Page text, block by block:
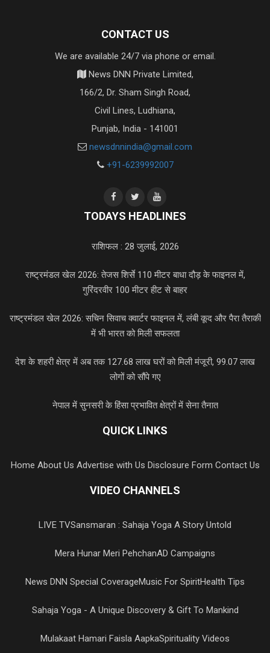
CONTACT US
We are available 24/7 via phone or email.
News DNN Private Limited,
166/2, Dr. Sham Singh Road,
Civil Lines, Ludhiana,
Punjab, India - 141001
newsdnnindia@gmail.com
+91-6239992007
TODAYS HEADLINES
राशिफल : 28 जुलाई, 2026
राष्ट्रमंडल खेल 2026: तेजस शिर्से 110 मीटर बाधा दौड़ के फाइनल में,
गुरिंदरवीर 100 मीटर हीट से बाहर
राष्ट्रमंडल खेल 2026: सचिन सिवाच क्वार्टर फाइनल में, लंबी कूद और पैरा तैराकी
में भी भारत को मिली सफलता
देश के शहरी क्षेत्र में अब तक 127.68 लाख घरों को मिली मंजूरी, 99.07 लाख
लोगों को सौंपे गए
नेपाल में सुनसरी के हिंसा प्रभावित क्षेत्रों में सेना तैनात
QUICK LINKS
Home About Us Advertise with Us Disclosure Form Contact Us
VIDEO CHANNELS
LIVE TVSansmaran : Sahaja Yoga A Story Untold
Mera Hunar Meri PehchanAD Campaigns
News DNN Special CoverageMusic For SpiritHealth Tips
Sahaja Yoga - A Unique Discovery & Gift To Mankind
Mulakaat Hamari Faisla AapkaSpirituality Videos